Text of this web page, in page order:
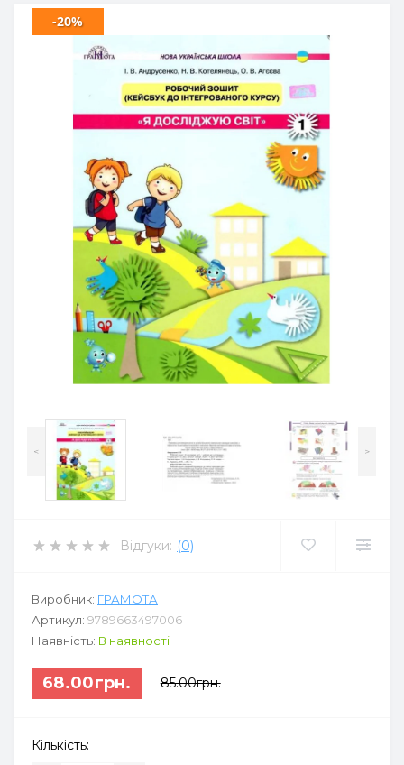
-20%
< >
Відгуки: (0)
Виробник: ГРАМОТА
Артикул: 9789663497006
Наявність: В наявності
68.00грн. 85.00грн.
Кількість: